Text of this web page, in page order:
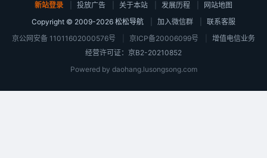
新站登录 投放广告 关于本站 发展历程
网站地图
Copyright © 2009-2026 松松导航
加入微信群
联系客服
京公网安备 11011602000576号
京ICP备20006099号
增值电信业务
经营许可证：京B2-20210852
Powered by daohang.lusongsong.com